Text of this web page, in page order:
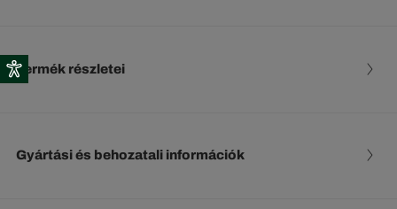
Termék részletei
Gyártási és behozatali információk